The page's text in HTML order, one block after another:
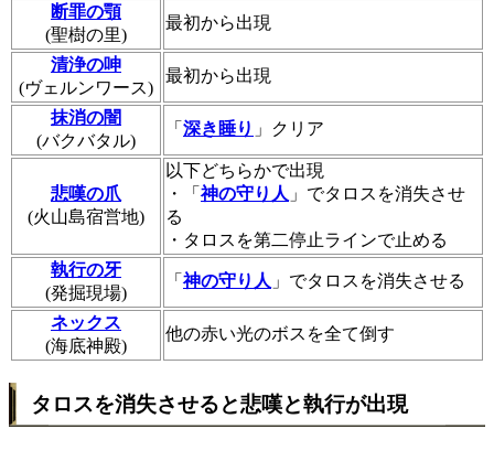
断罪の顎
(聖樹の里)
最初から出現
清浄の呻
(ヴェルンワース)
最初から出現
抹消の闇
(バクバタル)
「 深き睡り 」クリア
悲嘆の爪
(火山島宿営地)
以下どちらかで出現
・「神の守り人 」でタロスを消失させ
る
・タロスを第二停止ラインで止める
執行の牙
(発掘現場)
「神の守り人 」でタロスを消失させる
ネックス
(海底神殿)
他の赤い光のボスを全て倒す
タロスを消失させると悲嘆と執行が出現